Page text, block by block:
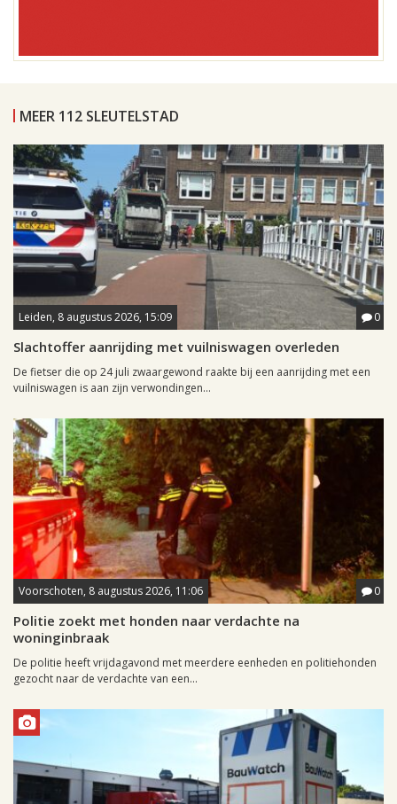
MEER 112 SLEUTELSTAD
Leiden, 8 augustus 2026, 15:09 0
Slachtoffer aanrijding met vuilniswagen overleden
De fietser die op 24 juli zwaargewond raakte bij een aanrijding met een
vuilniswagen is aan zijn verwondingen...
Voorschoten, 8 augustus 2026, 11:06 0
Politie zoekt met honden naar verdachte na
woninginbraak
De politie heeft vrijdagavond met meerdere eenheden en politiehonden
gezocht naar de verdachte van een...